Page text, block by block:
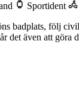
Sportident
badplats, följ
det även att göra